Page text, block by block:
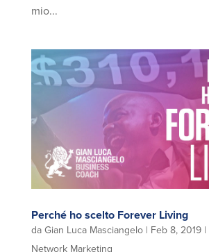
mio...
Perché ho scelto Forever Living
da Gian Luca Masciangelo| Feb 8, 2019|
Network Marketing